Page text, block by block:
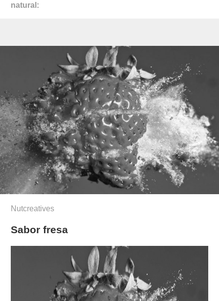
natural
Nutcreatives
Sabor fresa